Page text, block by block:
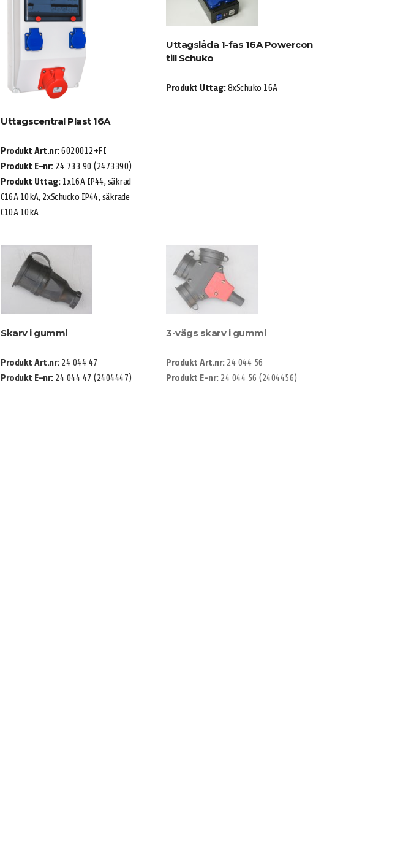
Uttagscentral Plast 16A
Produkt Art.nr:6020012+FI
Produkt E-nr:24 733 90 (2473390)
Produkt Uttag:1x16A IP44, säkrad
C16A 10kA, 2xSchucko IP44, säkrade
C10A 10kA
Uttagslåda 1-fas 16A Powercon
till Schuko
Produkt Uttag:8xSchuko 16A
Skarv i gummi
Produkt Art.nr:24 044 47
Produkt E-nr:24 044 47 (2404447)
3-vägs skarv i gummi
Produkt Art.nr:24 044 56
Produkt E-nr:24 044 56 (2404456)